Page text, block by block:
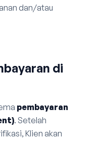
dan/atau
di
pembayaran
. Setelah
Klien akan